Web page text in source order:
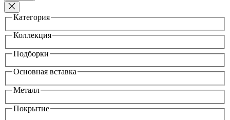
Категория
Коллекция
Подборки
Основная вставка
Металл
Покрытие